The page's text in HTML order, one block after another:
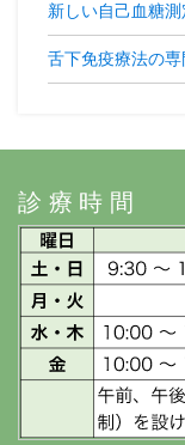
新しい自己血糖
舌下免疫療法の専
診療時間